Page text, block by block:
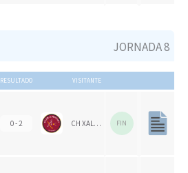
JORNADA 8
RESULTADO VISITANTE
0 - 2 CH XALOC FIN